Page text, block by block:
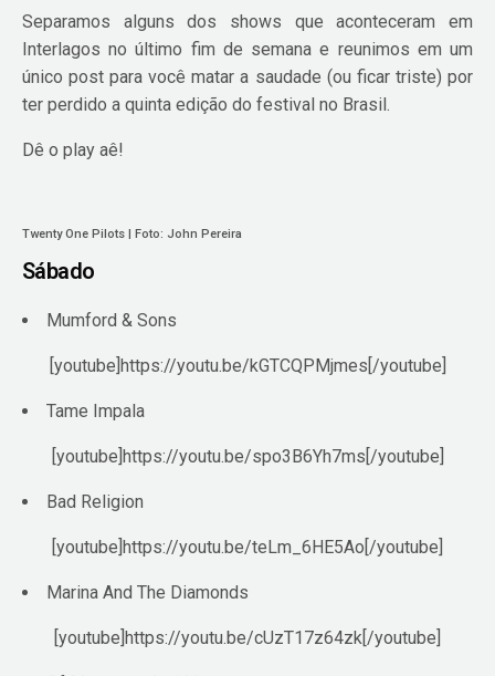
Separamos alguns dos shows que aconteceram em
Interlagos no último fim de semana e reunimos em um
único post para você matar a saudade (ou ficar triste) por
ter perdido a quinta edição do festival no Brasil.
Dê o play aê!
Twenty One Pilots | Foto: John Pereira
Sábado
Mumford & Sons
[youtube]https://youtu.be/kGTCQPMjmes[/youtube]
Tame Impala
[youtube]https://youtu.be/spo3B6Yh7ms[/youtube]
Bad Religion
[youtube]https://youtu.be/teLm_6HE5Ao[/youtube]
Marina And The Diamonds
[youtube]https://youtu.be/cUzT17z64zk[/youtube]